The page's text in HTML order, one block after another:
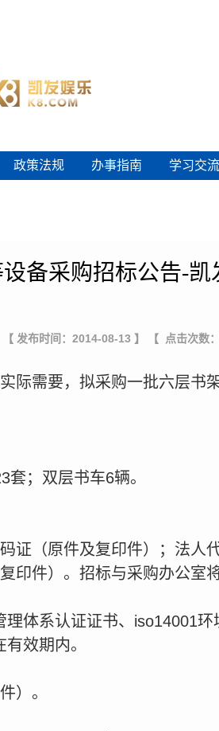
政策法规
政策法规 办事指南
办事指南 学习交流
学习交流
备采购招标公告-凯
【 发布时间：2014-08-13 】 【 点击次数：
际需要，拟采购一批六层书
套；双层书车6辆。
证（原件及复印件）；法人
印件）。招标与采购办公室
体系认证证书、iso14001环
效期内。
）。